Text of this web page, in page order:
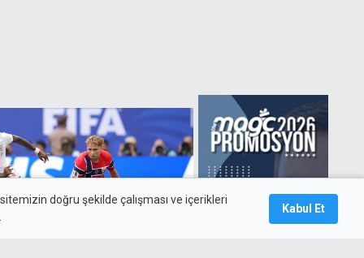
doğru şekilde çalışması ve içerikleri
Kabul Et